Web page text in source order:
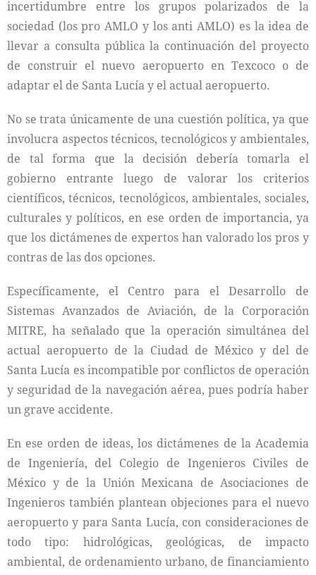
incertidumbre entre los grupos polarizados de la
sociedad (los pro AMLO y los anti AMLO) es la idea de
llevar a consulta pública la continuación del proyecto
de construir el nuevo aeropuerto en Texcoco o de
adaptar el de Santa Lucía y el actual aeropuerto.
No se trata únicamente de una cuestión política, ya que
involucra aspectos técnicos, tecnológicos y ambientales,
de tal forma que la decisión debería tomarla el
gobierno entrante luego de valorar los criterios
científicos, técnicos, tecnológicos, ambientales, sociales,
culturales y políticos, en ese orden de importancia, ya
que los dictámenes de expertos han valorado los pros y
contras de las dos opciones.
Específicamente, el Centro para el Desarrollo de
Sistemas Avanzados de Aviación, de la Corporación
MITRE, ha señalado que la operación simultánea del
actual aeropuerto de la Ciudad de México y del de
Santa Lucía es incompatible por conflictos de operación
y seguridad de la navegación aérea, pues podría haber
un grave accidente.
En ese orden de ideas, los dictámenes de la Academia
de Ingeniería, del Colegio de Ingenieros Civiles de
México y de la Unión Mexicana de Asociaciones de
Ingenieros también plantean objeciones para el nuevo
aeropuerto y para Santa Lucía, con consideraciones de
todo tipo: hidrológicas, geológicas, de impacto
ambiental, de ordenamiento urbano, de financiamiento